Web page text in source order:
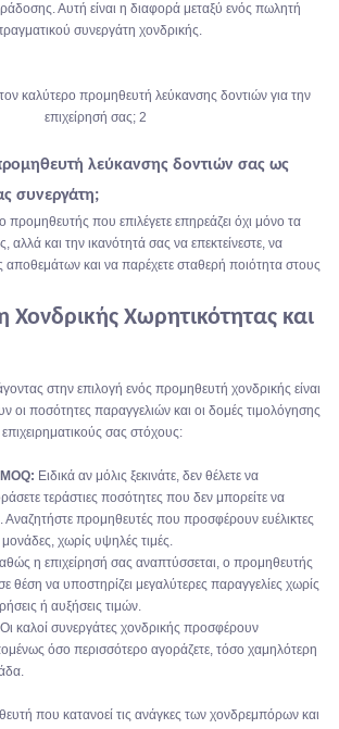
Αυτή είναι η διαφορά μεταξύ ενός πωλητή
συνεργάτη χονδρικής.
λεύκανσης δοντιών σας ως
συνεργάτη;
προμηθευτής που επιλέγετε επηρεάζει όχι μόνο τα
αλλά και την ικανότητά σας να επεκτείνεστε, να
αποθεμάτων και να παρέχετε σταθερή ποιότητα στους
Χονδρικής Χωρητικότητας και
στην επιλογή ενός προμηθευτή χονδρικής είναι
οι ποσότητες παραγγελιών και οι δομές τιμολόγησης
σας στόχους:
Ειδικά αν μόλις ξεκινάτε, δεν θέλετε να
τεράστιες ποσότητες που δεν μπορείτε να
προμηθευτές που προσφέρουν ευέλικτες
χωρίς υψηλές τιμές.
η επιχείρησή σας αναπτύσσεται, ο προμηθευτής
θέση να υποστηρίζει μεγαλύτερες παραγγελίες χωρίς
ή αυξήσεις τιμών.
Οι καλοί συνεργάτες χονδρικής προσφέρουν
όσο περισσότερο αγοράζετε, τόσο χαμηλότερη
που κατανοεί τις ανάγκες των χονδρεμπόρων και